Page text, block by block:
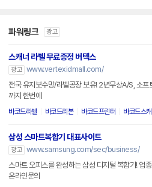
파워링크 광고
스캐너 라벨 무료증정 버텍스
광고 www.vertexidmall.com/
전국 유지보수망/라벨공장 보유! 2년무상A/S, 소프
까지 한번에
바코드라벨 바코드리본 바코드프린터 바코드스
삼성 스마트복합기 대표사이트
광고 www.samsung.com/sec/business/
스마트 오피스를 완성하는 삼성 디지털 복합기! 업
온라인문의